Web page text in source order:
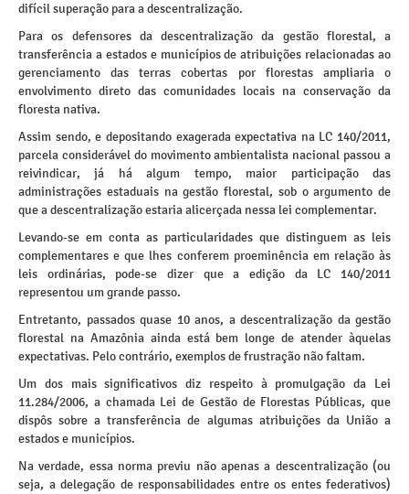
difícil superação para a descentralização.
Para os defensores da descentralização da gestão florestal, a
transferência a estados e municípios de atribuições relacionadas ao
gerenciamento das terras cobertas por florestas ampliaria o
envolvimento direto das comunidades locais na conservação da
floresta nativa.
Assim sendo, e depositando exagerada expectativa na LC 140/2011,
parcela considerável do movimento ambientalista nacional passou a
reivindicar, já há algum tempo, maior participação das
administrações estaduais na gestão florestal, sob o argumento de
que a descentralização estaria alicerçada nessa lei complementar.
Levando-se em conta as particularidades que distinguem as leis
complementares e que lhes conferem proeminência em relação às
leis ordinárias, pode-se dizer que a edição da LC 140/2011
representou um grande passo.
Entretanto, passados quase 10 anos, a descentralização da gestão
florestal na Amazônia ainda está bem longe de atender àquelas
expectativas. Pelo contrário, exemplos de frustração não faltam.
Um dos mais significativos diz respeito à promulgação da Lei
11.284/2006, a chamada Lei de Gestão de Florestas Públicas, que
dispôs sobre a transferência de algumas atribuições da União a
estados e municípios.
Na verdade, essa norma previu não apenas a descentralização (ou
seja, a delegação de responsabilidades entre os entes federativos)